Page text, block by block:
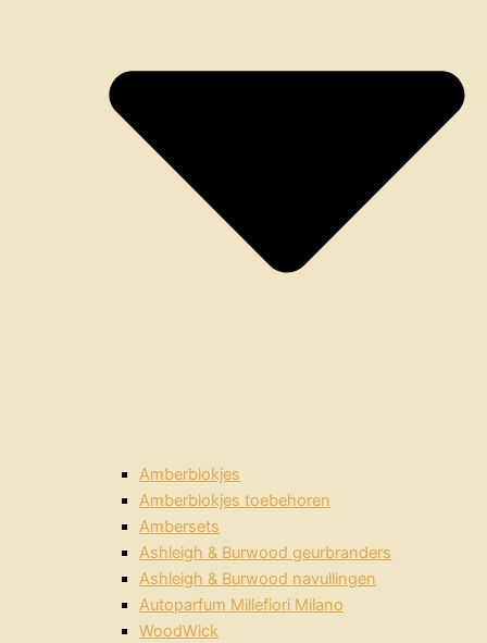
Amberblokjes
Amberblokjes toebehoren
Ambersets
Ashleigh & Burwood geurbranders
Ashleigh & Burwood navullingen
Autoparfum Millefiori Milano
WoodWick